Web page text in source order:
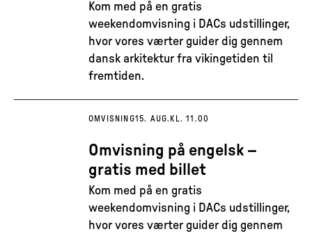
Kom med på en gratis
weekendomvisning i DACs udstillinger,
hvor vores værter guider dig gennem
dansk arkitektur fra vikingetiden til
fremtiden.
OMVISNING15. AUG. KL. 11.00
Omvisning på engelsk –
gratis med billet
Kom med på en gratis
weekendomvisning i DACs udstillinger,
hvor vores værter guider dig gennem